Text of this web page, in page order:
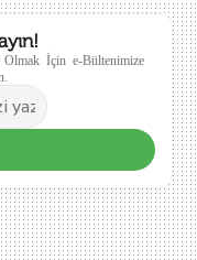
İçin e-Bültenimize